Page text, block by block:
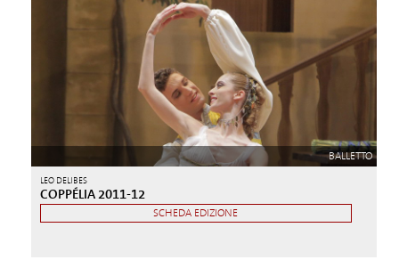
BALLETTO
LEO DELIBES
COPPÉLIA 2011-12
SCHEDA EDIZIONE